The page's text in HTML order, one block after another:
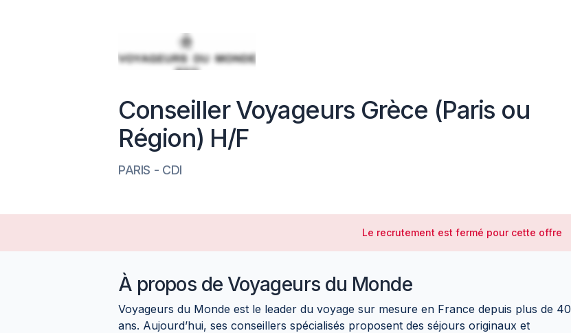
Conseiller Voyageurs Grèce (Paris ou
Région) H/F
PARIS - CDI
Le recrutement est fermé pour cette offre
À propos de Voyageurs du Monde
Voyageurs du Monde est le leader du voyage sur mesure en France depuis plus de 40
ans. Aujourd’hui, ses conseillers spécialisés proposent des séjours originaux et